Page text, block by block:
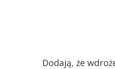
Dodają, że